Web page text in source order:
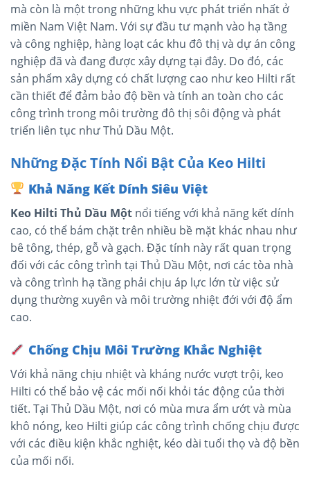
mà còn là một trong những khu vực phát triển nhất ở
miền Nam Việt Nam. Với sự đầu tư mạnh vào hạ tầng
và công nghiệp, hàng loạt các khu đô thị và dự án công
nghiệp đã và đang được xây dựng tại đây. Do đó, các
sản phẩm xây dựng có chất lượng cao như keo Hilti rất
cần thiết để đảm bảo độ bền và tính an toàn cho các
công trình trong môi trường đô thị sôi động và phát
triển liên tục như Thủ Dầu Một.
Những Đặc Tính Nổi Bật Của Keo Hilti
Khả Năng Kết Dính Siêu Việt
Keo Hilti Thủ Dầu Một nổi tiếng với khả năng kết dính
cao, có thể bám chặt trên nhiều bề mặt khác nhau như
bê tông, thép, gỗ và gạch. Đặc tính này rất quan trọng
đối với các công trình tại Thủ Dầu Một, nơi các tòa nhà
và công trình hạ tầng phải chịu áp lực lớn từ việc sử
dụng thường xuyên và môi trường nhiệt đới với độ ẩm
cao.
Chống Chịu Môi Trường Khắc Nghiệt
Với khả năng chịu nhiệt và kháng nước vượt trội, keo
Hilti có thể bảo vệ các mối nối khỏi tác động của thời
tiết. Tại Thủ Dầu Một, nơi có mùa mưa ẩm ướt và mùa
khô nóng, keo Hilti giúp các công trình chống chịu được
với các điều kiện khắc nghiệt, kéo dài tuổi thọ và độ bền
của mối nối.